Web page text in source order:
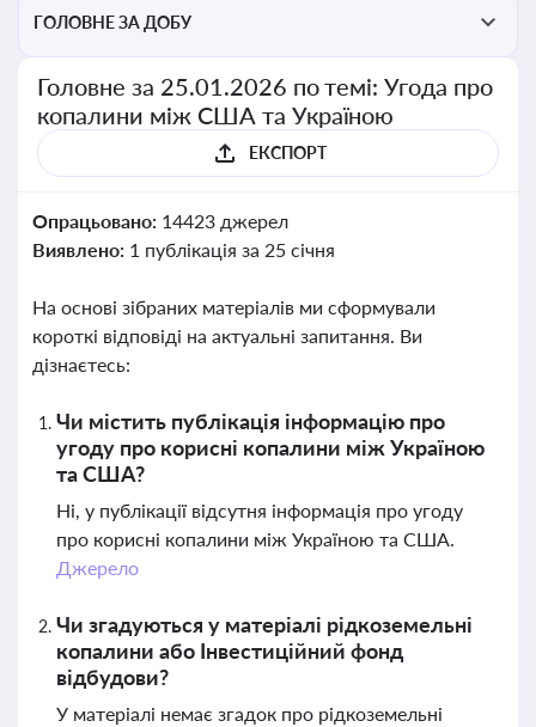
ГОЛОВНЕ ЗА ДОБУ
Головне за 25.01.2026 по темі: Угода про
копалини між США та Україною
ЕКСПОРТ
Опрацьовано: 14423 джерел
Виявлено: 1 публікація за 25 січня
На основі зібраних матеріалів ми сформували
короткі відповіді на актуальні запитання. Ви
дізнаєтесь:
Чи містить публікація інформацію про
угоду про корисні копалини між Україною
та США?
Ні, у публікації відсутня інформація про угоду
про корисні копалини між Україною та США.
Джерело
Чи згадуються у матеріалі рідкоземельні
копалини або Інвестиційний фонд
відбудови?
У матеріалі немає згадок про рідкоземельні